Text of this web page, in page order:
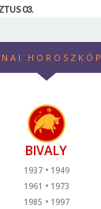
03.
HOROSZKÓP
BIVALY
1937
1949
1961
1973
1985
1997